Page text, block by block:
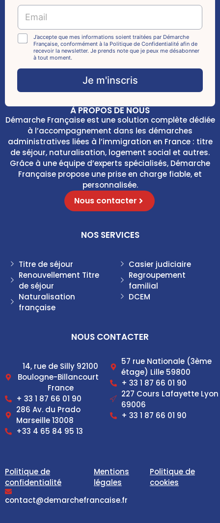
E
a
i
l
*
E
i
*
C
h
k
o
s
J’accepte que mes informations soient traitées par Démarche
Française, conformément à la Politique de Confidentialité afin de
recevoir la newsletter. Je prends note que je peux me désabonner
à tout moment.
Je m'inscris
À PROPOS DE NOUS
Démarche Française est une solution complète dédiée
à l’accompagnement dans les démarches
administratives liées à l’immigration en France : titre
de séjour, naturalisation, logement social et autres.
Grâce à une équipe d’experts spécialisés, Démarche
Française propose une prise en charge fiable, et
personnalisée.
Nous contacter
NOS SERVICES
Titre de séjour
Renouvellement Titre
de séjour
Naturalisation
française
Casier judiciaire
Regroupement
familial
DCEM
NOUS CONTACTER
14, rue de Silly 92100
Boulogne-Billancourt
France
+ 33 1 87 66 01 90
286 Av. du Prado
Marseille 13008
+33 4 65 84 95 13
57 rue Nationale (3ème
étage) Lille 59800
+ 33 1 87 66 01 90
227 Cours Lafayette Lyon
69006
+ 33 1 87 66 01 90
Politique de
confidentialité
Mentions
légales
Politique de
cookies
contact@demarchefrancaise.fr